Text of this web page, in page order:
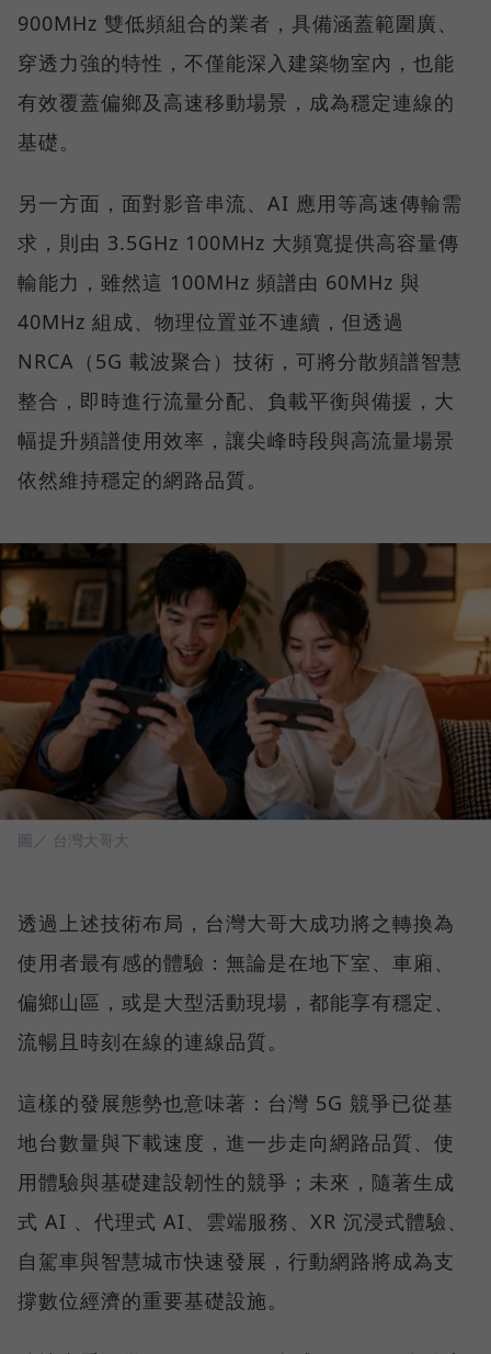
900MHz 雙低頻組合的業者，具備涵蓋範圍廣、
穿透力強的特性，不僅能深入建築物室內，也能
有效覆蓋偏鄉及高速移動場景，成為穩定連線的
基礎。
另一方面，面對影音串流、AI 應用等高速傳輸需
求，則由 3.5GHz 100MHz 大頻寬提供高容量傳
輸能力，雖然這 100MHz 頻譜由 60MHz 與
40MHz 組成、物理位置並不連續，但透過
NRCA（5G 載波聚合）技術，可將分散頻譜智慧
整合，即時進行流量分配、負載平衡與備援，大
幅提升頻譜使用效率，讓尖峰時段與高流量場景
依然維持穩定的網路品質。
圖／ 台灣大哥大
透過上述技術布局，台灣大哥大成功將之轉換為
使用者最有感的體驗：無論是在地下室、車廂、
偏鄉山區，或是大型活動現場，都能享有穩定、
流暢且時刻在線的連線品質。
這樣的發展態勢也意味著：台灣 5G 競爭已從基
地台數量與下載速度，進一步走向網路品質、使
用體驗與基礎建設韌性的競爭；未來，隨著生成
式 AI 、代理式 AI、雲端服務、XR 沉浸式體驗、
自駕車與智慧城市快速發展，行動網路將成為支
撐數位經濟的重要基礎設施。